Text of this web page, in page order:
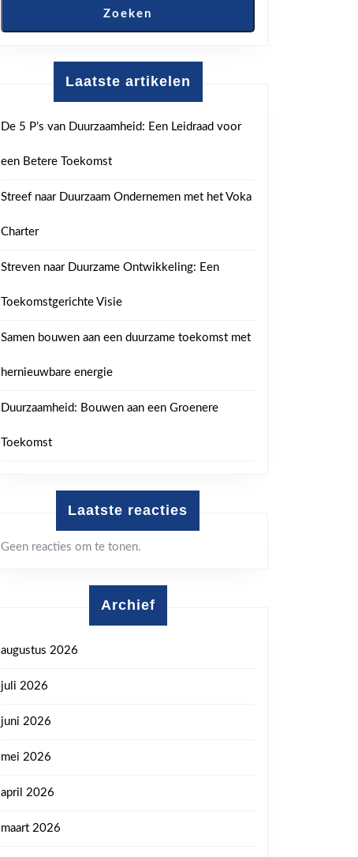
Zoeken
Laatste artikelen
De 5 P’s van Duurzaamheid: Een Leidraad voor
een Betere Toekomst
Streef naar Duurzaam Ondernemen met het Voka
Charter
Streven naar Duurzame Ontwikkeling: Een
Toekomstgerichte Visie
Samen bouwen aan een duurzame toekomst met
hernieuwbare energie
Duurzaamheid: Bouwen aan een Groenere
Toekomst
Laatste reacties
Geen reacties om te tonen.
Archief
augustus 2026
juli 2026
juni 2026
mei 2026
april 2026
maart 2026